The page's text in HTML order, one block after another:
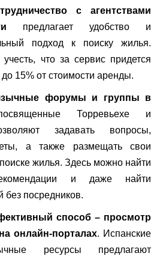
с агентствами
предлагает удобство и
подход к поиску жилья.
что за сервис придется
до 15% от стоимости аренды.
форумы и группы в
Торревьехе и
задавать вопросы,
а также размещать свои
жилья. Здесь можно найти
и даже найти
без посредников.
способ – просмотр
онлайн-порталах. Испанские
ресурсы предлагают